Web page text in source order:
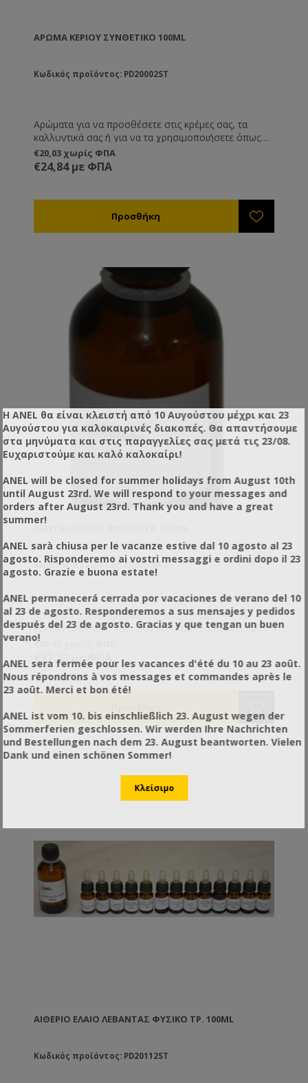
ΆΡΩΜΑ ΚΕΡΙΟΎ ΣΥΝΘΕΤΙΚΌ 100ML
Κωδικός προϊόντος: PD20002ST
Αρώματα για να προσθέσετε στις κρέμες σας, τα
καλλυντικά σας ή για να τα χρησιμοποιήσετε όπως
εσείς επιθυμείτε.
€20,03 χωρίς ΦΠΑ
€24,84 με ΦΠΑ
Κωδικός προϊόντος: PD20005ST
Αρώματα για να προσθέσετε στις κρέμες σας, τα
καλλυντικά σας ή για να τα χρησιμοποιήσετε όπως
εσείς επιθυμείτε.
€30,43 χωρίς ΦΠΑ
€37,73 με ΦΠΑ
ΑΙΘΈΡΙΟ ΕΛΑΙΟ ΛΕΒΆΝΤΑΣ ΦΥΣΙΚΌ ΤΡ. 100ML
Κωδικός προϊόντος: PD20112ST
Η ANEL θα είναι κλειστή από 10 Αυγούστου μέχρι και 23
Αυγούστου για καλοκαιρινές διακοπές. Θα απαντήσουμε
στα μηνύματα και στις παραγγελίες σας μετά τις 23/08.
Ευχαριστούμε και καλό καλοκαίρι!
ANEL will be closed for summer holidays from August 10th
until August 23rd. We will respond to your messages and
orders after August 23rd. Thank you and have a great
summer!
ANEL sarà chiusa per le vacanze estive dal 10 agosto al 23
agosto. Risponderemo ai vostri messaggi e ordini dopo il 23
agosto. Grazie e buona estate!
ANEL permanecerá cerrada por vacaciones de verano del 10
al 23 de agosto. Responderemos a sus mensajes y pedidos
después del 23 de agosto. Gracias y que tengan un buen
verano!
ANEL sera fermée pour les vacances d'été du 10 au 23 août.
Nous répondrons à vos messages et commandes après le
23 août. Merci et bon été!
ANEL ist vom 10. bis einschließlich 23. August wegen der
Sommerferien geschlossen. Wir werden Ihre Nachrichten
und Bestellungen nach dem 23. August beantworten. Vielen
Dank und einen schönen Sommer!